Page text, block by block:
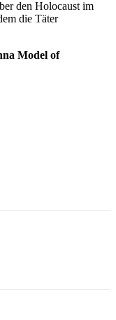
den Holocaust im
die Täter
Model of